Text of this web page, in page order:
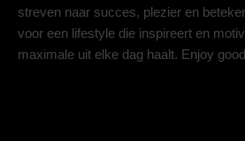
streven naar succes, plezier en
voor een lifestyle die inspireert en
maximale uit elke dag haalt. Enjoy